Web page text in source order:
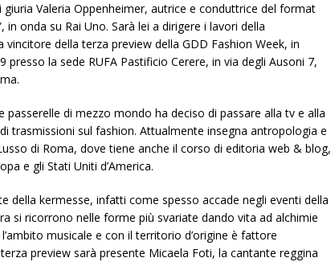
Valeria Oppenheimer, autrice e conduttrice del format
onda su Rai Uno. Sarà lei a dirigere i lavori della
della terza preview della GDD Fashion Week, in
la sede RUFA Pastificio Cerere, in via degli Ausoni 7,
passerelle di mezzo mondo ha deciso di passare alla tv e alla
trasmissioni sul fashion. Attualmente insegna antropologia e
di Roma, dove tiene anche il corso di editoria web & blog,
e gli Stati Uniti d’America.
della kermesse, infatti come spesso accade negli eventi della
si ricorrono nelle forme più svariate dando vita ad alchimie
musicale e con il territorio d’origine è fattore
preview sarà presente Micaela Foti, la cantante reggina